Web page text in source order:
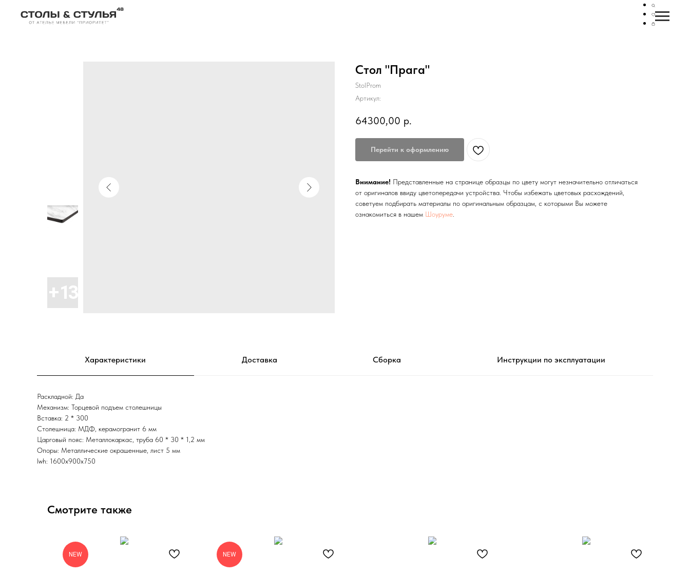
Стол "Прага"
StolProm
Артикул:
64300,00 р.
Перейти к оформлению
Внимание! Представленные на странице образцы по цвету могут незначительно отличаться
от оригиналов ввиду цветопередачи устройства. Чтобы избежать цветовых расхождений,
советуем подбирать материалы по оригинальным образцам, с которыми Вы можете
ознакомиться в нашем Шоуруме
Характеристики Доставка Сборка Инструкции по эксплуатации
Раскладной: Да
Механизм: Торцевой подъем столешницы
Вставка: 2 * 300
Столешница: МДФ, керамогранит 6 мм
Царговый пояс: Металлокаркас, труба 60 * 30 * 1,2 мм
Опоры: Металлические окрашенные, лист 5 мм
lwh: 1600x900x750
Смотрите также
NEW NEW